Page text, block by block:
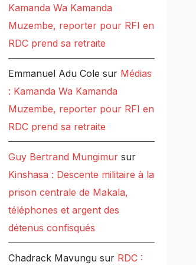
Kamanda Wa Kamanda
Muzembe, reporter pour RFI en
RDC prend sa retraite
Emmanuel Adu Cole sur Médias
: Kamanda Wa Kamanda
Muzembe, reporter pour RFI en
RDC prend sa retraite
Guy Bertrand Mungimursur
Kinshasa : Descente militaire à la
prison centrale de Makala,
téléphones et argent des
détenus confisqués
Chadrack Mavungusur RDC :